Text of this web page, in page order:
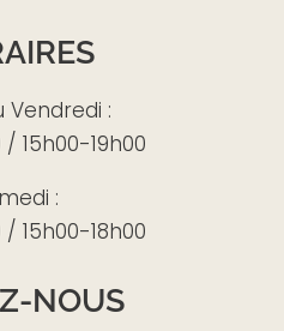
Vendredi :
15h00-19h00
:
15h00-18h00
NOUS